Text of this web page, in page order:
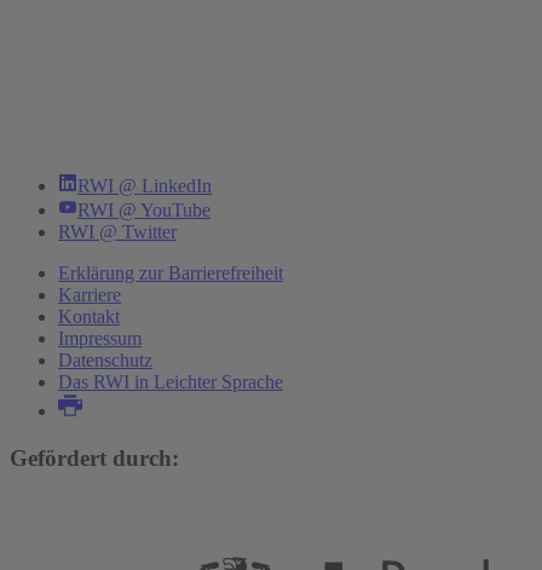
RWI @ LinkedIn
RWI @ YouTube
RWI @ Twitter
Erklärung zur Barrierefreiheit
Karriere
Kontakt
Impressum
Datenschutz
Das RWI in Leichter Sprache
Gefördert durch: